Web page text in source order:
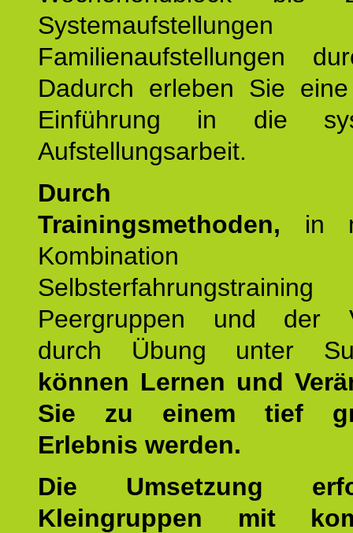
Familienaufstellungen
Dadurch erleben Sie
Einführung in die
Aufstellungsarbeit.
Durch
Trainingsmethoden, in
Peergruppen und der
durch Übung unter
können Lernen und
Sie zu einem tief
Erlebnis werden.
Die Umsetzung
Kleingruppen mit